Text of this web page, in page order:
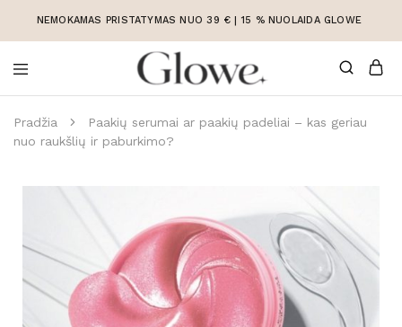
NEMOKAMAS PRISTATYMAS NUO 39 € | 15 % NUOLAIDA GLOWE
Korėjietiška
Korėjietiška
internetu
Pradžia
Paakių serumai ar paakių padeliai – kas geriau
nuo raukšlių ir paburkimo?